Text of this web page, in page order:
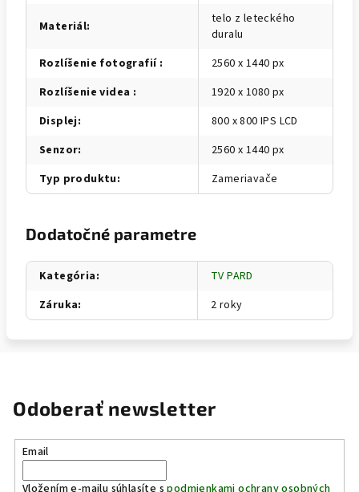
Materiál:
telo z leteckého
duralu
Rozlíšenie fotografií :
2560 x 1440 px
Rozlíšenie videa :
1920 x 1080 px
Displej:
800 x 800 IPS LCD
Senzor:
2560 x 1440 px
Typ produktu: Zameriavače
Dodatočné parametre
Kategória:
TV PARD
Záruka: 2 roky
Odoberať newsletter
Email